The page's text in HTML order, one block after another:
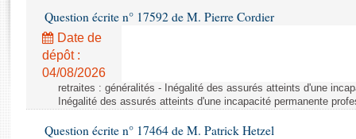
Rapports législatifs
Rapports sur l'application des lois
Baromètre de l’application des lois
Dossiers législatifs
Question écrite n° 17592 de M. Pierre Cordier
Date de
dépôt :
04/08/2026
retraites : généralités - Inégalité des assurés atteints d'une
Inégalité des assurés atteints d'une incapacité permanente
Question écrite n° 17464 de M. Patrick Hetzel